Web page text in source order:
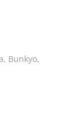
Bunkyo,